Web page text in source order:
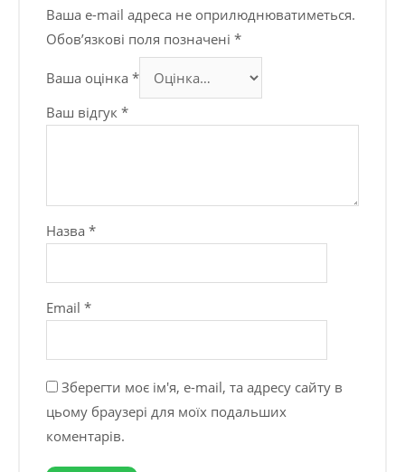
Ваша e-mail адреса не оприлюднюватиметься.
Обов’язкові поля позначені*
Ваша оцінка*
Ваш відгук*
Назва*
Email*
Зберегти моє ім'я, e-mail, та адресу сайту в
цьому браузері для моїх подальших
коментарів.